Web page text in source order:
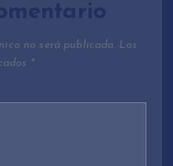
no será publicada. Los
*